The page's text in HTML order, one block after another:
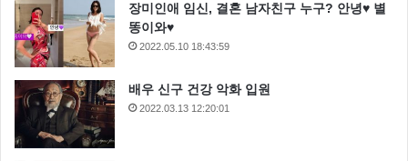
장미인애 임신, 결혼 남자친구 누구? 안녕♥ 별
똥이와♥
2022.05.10 18:43:59
배우 신구 건강 악화 입원
2022.03.13 12:20:01